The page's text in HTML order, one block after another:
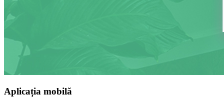
Aplicația mobilă